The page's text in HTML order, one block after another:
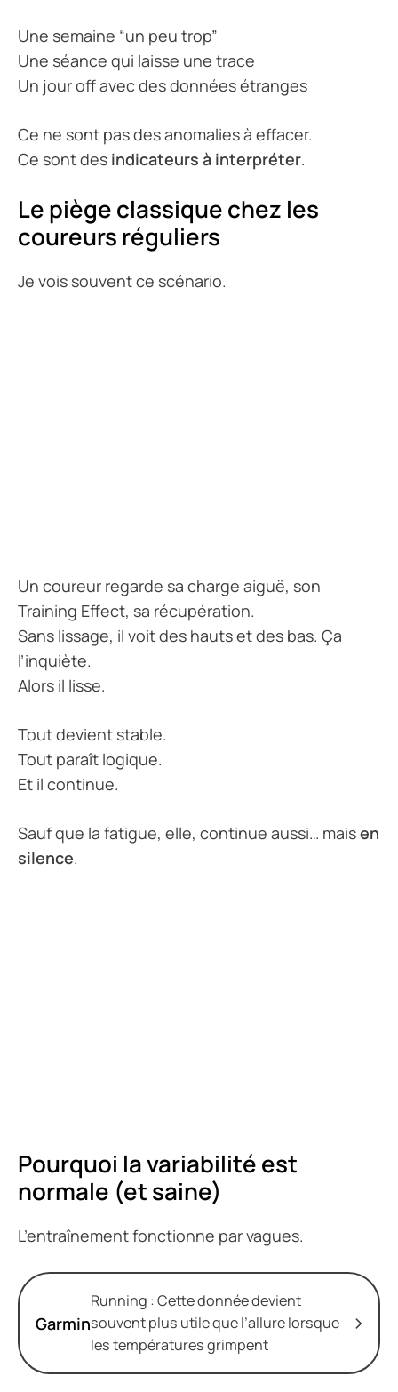
Une semaine “un peu trop”
Une séance qui laisse une trace
Un jour off avec des données étranges
Ce ne sont pas des anomalies à effacer.
Ce sont des indicateurs à interpréter.
Le piège classique chez les
coureurs réguliers
Je vois souvent ce scénario.
Un coureur regarde sa charge aiguë, son
Training Effect, sa récupération.
Sans lissage, il voit des hauts et des bas. Ça
l’inquiète.
Alors il lisse.
Tout devient stable.
Tout paraît logique.
Et il continue.
Sauf que la fatigue, elle, continue aussi… maisen
silence.
Pourquoi la variabilité est
normale (et saine)
L’entraînement fonctionne par vagues.
Garmin
Running : Cette donnée devient
souvent plus utile que l’allure lorsque
les températures grimpent